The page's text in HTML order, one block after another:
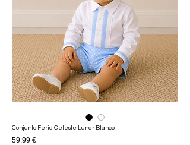
Conjunto Feria Celeste Lunar Blanco
59,99 €Prix